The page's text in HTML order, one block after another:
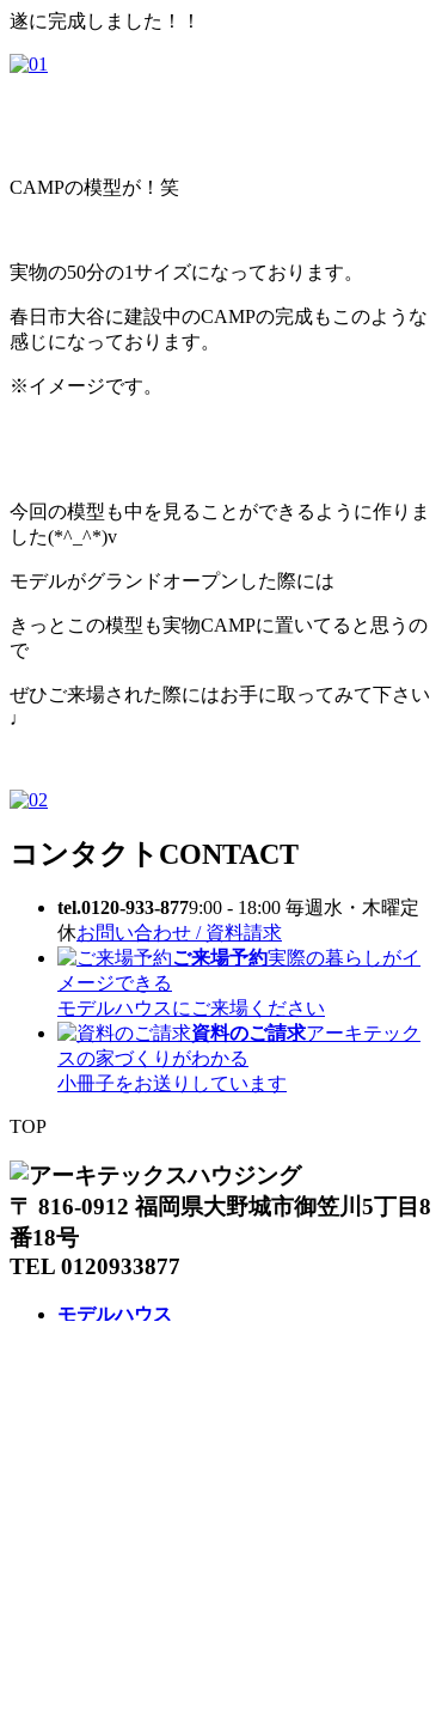
遂に完成しました！！
CAMPの模型が！笑
実物の50分の1サイズになっております。
春日市大谷に建設中のCAMPの完成もこのような
感じになっております。
※イメージです。
今回の模型も中を見ることができるように作りま
した(*^_^*)v
モデルがグランドオープンした際には
きっとこの模型も実物CAMPに置いてると思うの
で
ぜひご来場された際にはお手に取ってみて下さい
♩
コンタクト CONTACT
tel.0120-933-8779:00 - 18:00 毎週水・木曜定
休お問い合わせ / 資料請求
ご来場予約実際の暮らしがイ
メージできる
モデルハウスにご来場ください
資料のご請求アーキテック
スの家づくりがわかる
小冊子をお送りしています
TOP
〒 816-0912 福岡県大野城市御笠川5丁目8
番18号
TEL 0120933877
モデルハウス